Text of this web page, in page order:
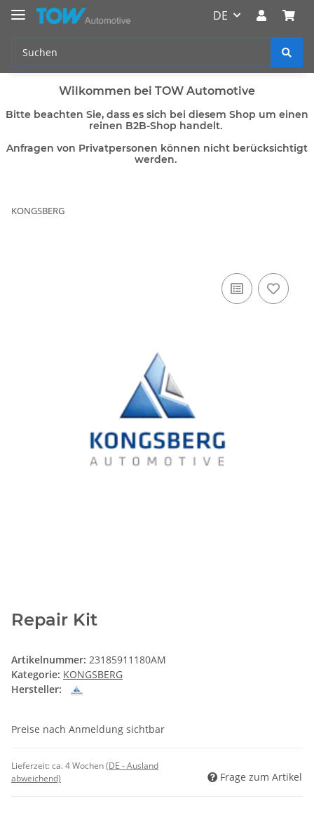
DE
Wilkommen bei TOW Automotive
Bitte beachten Sie, dass es sich bei diesem Shop um einen
reinen B2B-Shop handelt.
Anfragen von Privatpersonen können nicht berücksichtigt
werden.
KONGSBERG
Repair Kit
Artikelnummer: 23185911180AM
Kategorie: KONGSBERG
Hersteller:
Preise nach Anmeldung sichtbar
Lieferzeit:ca. 4 Wochen(DE - Ausland
abweichend)
Frage zum Artikel